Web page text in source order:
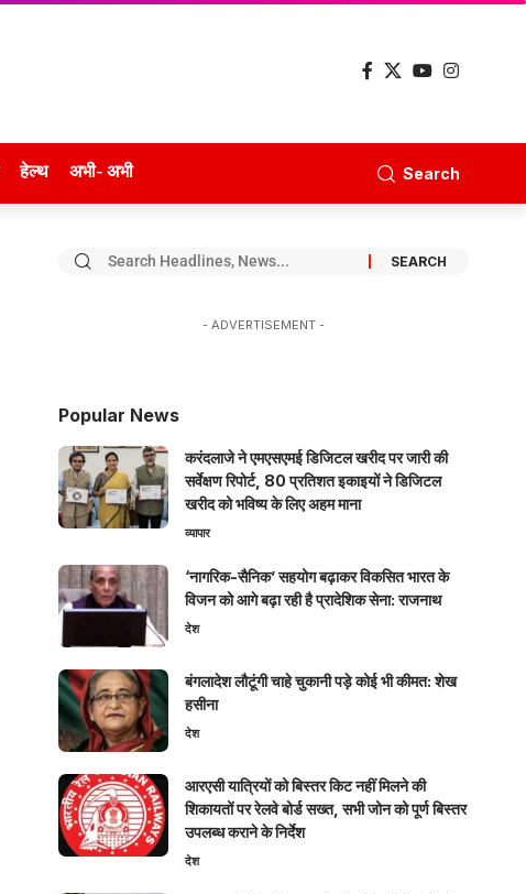
हेल्थ अभी- अभी Search
- ADVERTISEMENT -
Popular News
करंदलाजे ने एमएसएमई डिजिटल खरीद पर जारी की
सर्वेक्षण रिपोर्ट, 80 प्रतिशत इकाइयों ने डिजिटल
खरीद को भविष्य के लिए अहम माना
व्यापार
‘नागरिक-सैनिक’ सहयोग बढ़ाकर विकसित भारत के
विजन को आगे बढ़ा रही है प्रादेशिक सेना: राजनाथ
देश
बंगलादेश लौटूंगी चाहे चुकानी पड़े कोई भी कीमत: शेख
हसीना
देश
आरएसी यात्रियों को बिस्तर किट नहीं मिलने की
शिकायतों पर रेलवे बोर्ड सख्त, सभी जोन को पूर्ण बिस्तर
उपलब्ध कराने के निर्देश
देश